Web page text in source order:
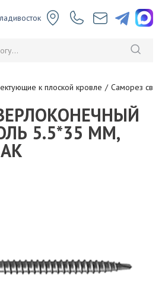
к плоской кровле Саморез
5.5*35 ММ,